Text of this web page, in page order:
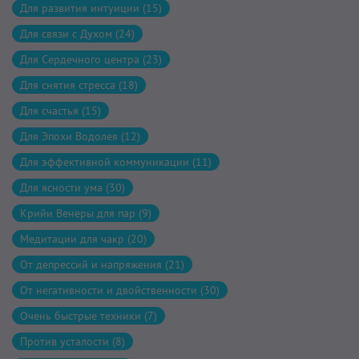
Для развития интуиции (15)
Для связи с Духом (24)
Для Сердечного центра (23)
Для снятия стресса (18)
Для счастья (15)
Для Эпохи Водолея (12)
Для эффективной коммуникации (11)
Для ясности ума (30)
Крийи Венеры для пар (9)
Медитации для чакр (20)
От депрессий и напряжения (21)
От негативности и двойственности (30)
Очень быстрые техники (7)
Против усталости (8)